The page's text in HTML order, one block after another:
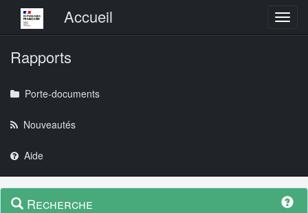
Menu principalAccueil
Rapports
Porte-documents
Nouveautés
Aide
Navigation
Menu
contextuel
Recherche